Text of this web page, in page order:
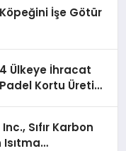
İşe Götür
Ülkeye İhracat
Kortu Üretim
Sıfır Karbon
Isıtma